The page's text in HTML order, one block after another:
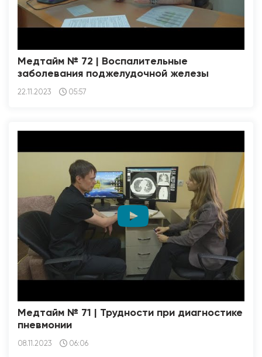
Медтайм № 72 | Воспалительные
заболевания поджелудочной железы
22.11.2023 05:57
Медтайм № 71 | Трудности при диагностике
пневмонии
08.11.2023 06:06